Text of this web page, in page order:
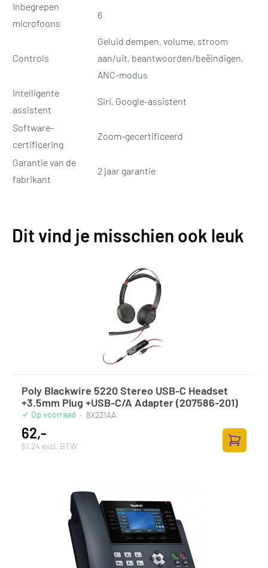
Inbegrepen
microfoons
6
Controls
Geluid dempen, volume, stroom
aan/uit, beantwoorden/beëindigen,
ANC-modus
Intelligente
assistent
Siri, Google-assistent
Software-
certificering
Zoom-gecertificeerd
Garantie van de
fabrikant
2 jaar garantie
Dit vind je misschien ook leuk
Poly Blackwire 5220 Stereo USB-C Headset
+3.5mm Plug +USB-C/A Adapter (207586-201)
Op voorraad · 8X231AA
62,-
51,24 excl. BTW